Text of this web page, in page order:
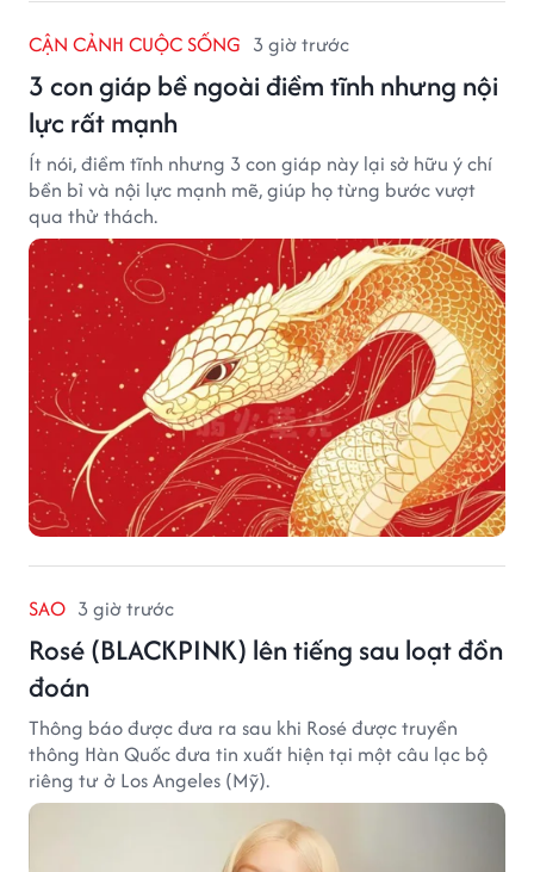
CẬN CẢNH CUỘC SỐNG 3 giờ trước
3 con giáp bề ngoài điềm tĩnh nhưng nội
lực rất mạnh
Ít nói, điềm tĩnh nhưng 3 con giáp này lại sở hữu ý chí
bền bỉ và nội lực mạnh mẽ, giúp họ từng bước vượt
qua thử thách.
SAO 3 giờ trước
Rosé (BLACKPINK) lên tiếng sau loạt đồn
đoán
Thông báo được đưa ra sau khi Rosé được truyền
thông Hàn Quốc đưa tin xuất hiện tại một câu lạc bộ
riêng tư ở Los Angeles (Mỹ).